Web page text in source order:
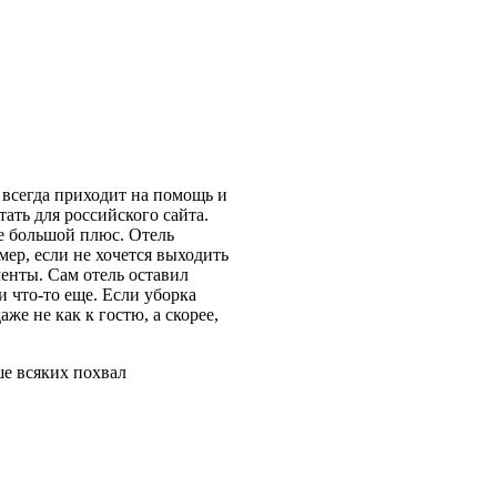
приходит на помощь и
для российского сайта.
большой плюс. Отель
если не хочется выходить
Сам отель оставил
что-то еще. Если уборка
не как к гостю, а скорее,
всяких похвал